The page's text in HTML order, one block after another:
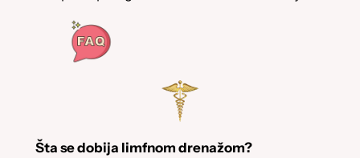
Šta se dobija limfnom drenažom?